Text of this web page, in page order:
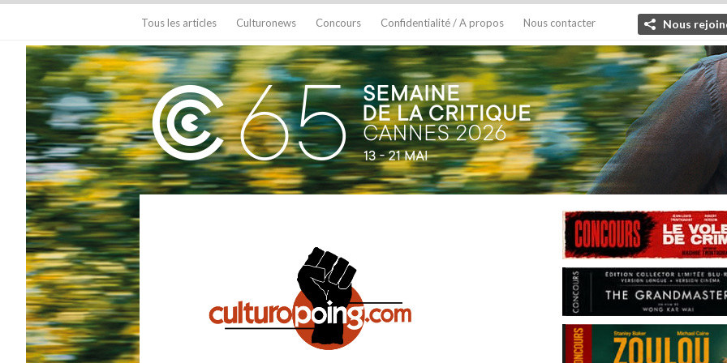
Tous les articles Culturonews Concours Confidentialité / A propos Nous contacter Nous